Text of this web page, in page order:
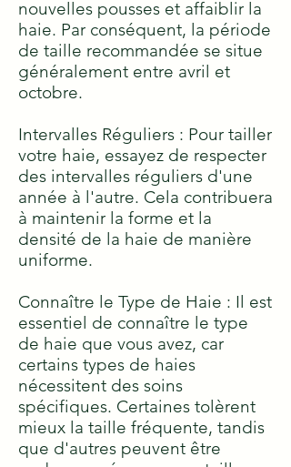
nouvelles pousses et affaiblir la
haie. Par conséquent, la période
de taille recommandée se situe
généralement entre avril et
octobre.
Intervalles Réguliers : Pour tailler
votre haie, essayez de respecter
des intervalles réguliers d'une
année à l'autre. Cela contribuera
à maintenir la forme et la
densité de la haie de manière
uniforme.
Connaître le Type de Haie : Il est
essentiel de connaître le type
de haie que vous avez, car
certains types de haies
nécessitent des soins
spécifiques. Certaines tolèrent
mieux la taille fréquente, tandis
que d'autres peuvent être